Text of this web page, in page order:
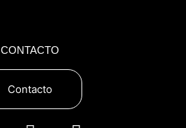
CONTACTO
Contacto